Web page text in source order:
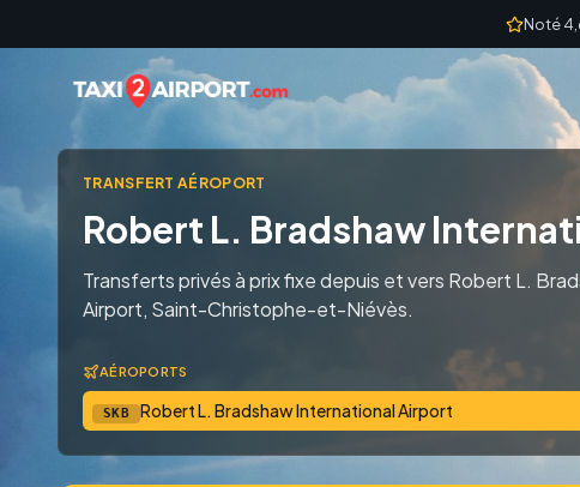
Noté
TRANSFERT AÉROPORT
Robert L. Bradshaw
Transferts privés à prix fixe depuis et vers Robert L.
Airport, Saint-Christophe-et-Niévès.
AÉROPORTS
SKB Robert L. Bradshaw International Airport